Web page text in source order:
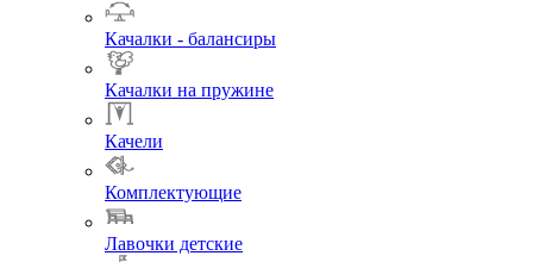
Качалки - балансиры
Качалки на пружине
Качели
Комплектующие
Лавочки детские